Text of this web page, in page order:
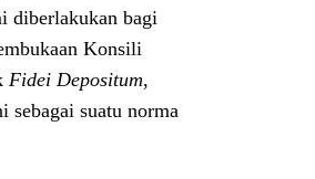
diberlakukan bagi
Konsili
Fidei Depositum,
sebagai suatu norma